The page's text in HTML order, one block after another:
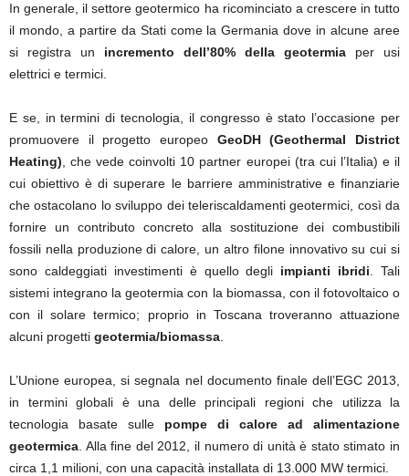
In generale, il settore geotermico ha ricominciato a crescere in tutto
il mondo, a partire da Stati come la Germania dove in alcune aree
si registra un incremento dell’80% della geotermia per usi
elettrici e termici.
E se, in termini di tecnologia, il congresso è stato l’occasione per
promuovere il progetto europeo GeoDH (Geothermal District
Heating) , che vede coinvolti 10 partner europei (tra cui l’Italia) e il
cui obiettivo è di superare le barriere amministrative e finanziarie
che ostacolano lo sviluppo dei teleriscaldamenti geotermici, così da
fornire un contributo concreto alla sostituzione dei combustibili
fossili nella produzione di calore, un altro filone innovativo su cui si
sono caldeggiati investimenti è quello degli impianti ibridi . Tali
sistemi integrano la geotermia con la biomassa, con il fotovoltaico o
con il solare termico; proprio in Toscana troveranno attuazione
alcuni progetti geotermia/biomassa
L’Unione europea, si segnala nel documento finale dell’EGC 2013,
in termini globali è una delle principali regioni che utilizza la
tecnologia basate sulle pompe di calore ad alimentazione
geotermica . Alla fine del 2012, il numero di unità è stato stimato in
circa 1,1 milioni, con una capacità installata di 13.000 MW termici.